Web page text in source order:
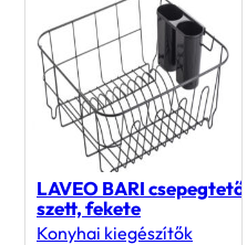
LAVEO BARI csepegtető
szett, fekete
Konyhai kiegészítők